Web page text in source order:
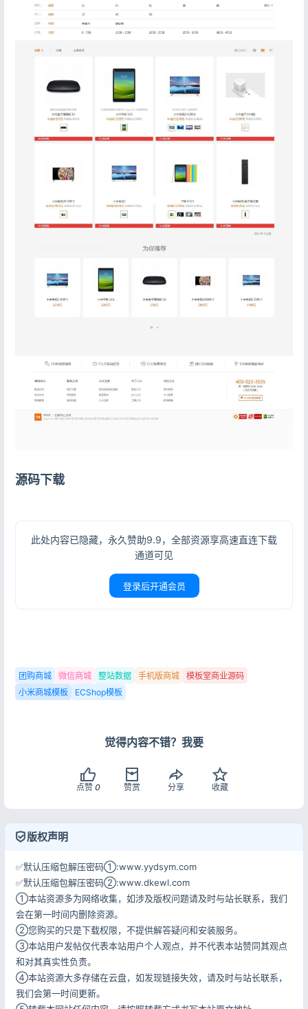
源码下载
此处内容已隐藏，永久赞助9.9，全部资源享高速直连下载
通道可见
登录后开通会员
团购商城 微信商城 整站数据 手机版商城
模板堂商业源码
小米商城模板
ECShop模板
觉得内容不错？我要
点赞 0 赞赏 分享 收藏
版权声明
✅默认压缩包解压密码①:www.yydsym.com
✅默认压缩包解压密码②:www.dkewl.com
①本站资源多为网络收集，如涉及版权问题请及时与站长联系，我们
会在第一时间内删除资源。
②您购买的只是下载权限，不提供解答疑问和安装服务。
③本站用户发帖仅代表本站用户个人观点，并不代表本站赞同其观点
和对其真实性负责。
④本站资源大多存储在云盘，如发现链接失效，请及时与站长联系，
我们会第一时间更新。
没有账号？立即注册
忘记密码?